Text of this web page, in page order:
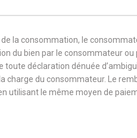
la consommation, le
du bien par le consommateur ou
déclaration dénuée
charge du consommateur. Le
utilisant le même moyen de